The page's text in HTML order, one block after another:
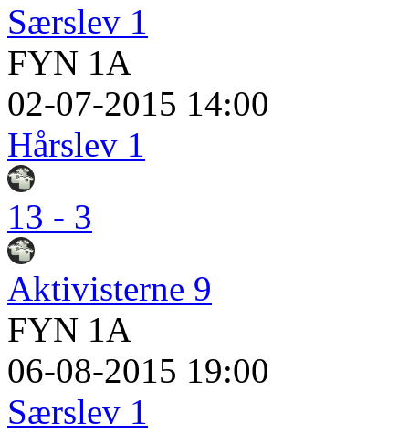
Særslev 1
FYN 1A
02-07-2015 14:00
Hårslev 1
13 - 3
Aktivisterne 9
FYN 1A
06-08-2015 19:00
Særslev 1